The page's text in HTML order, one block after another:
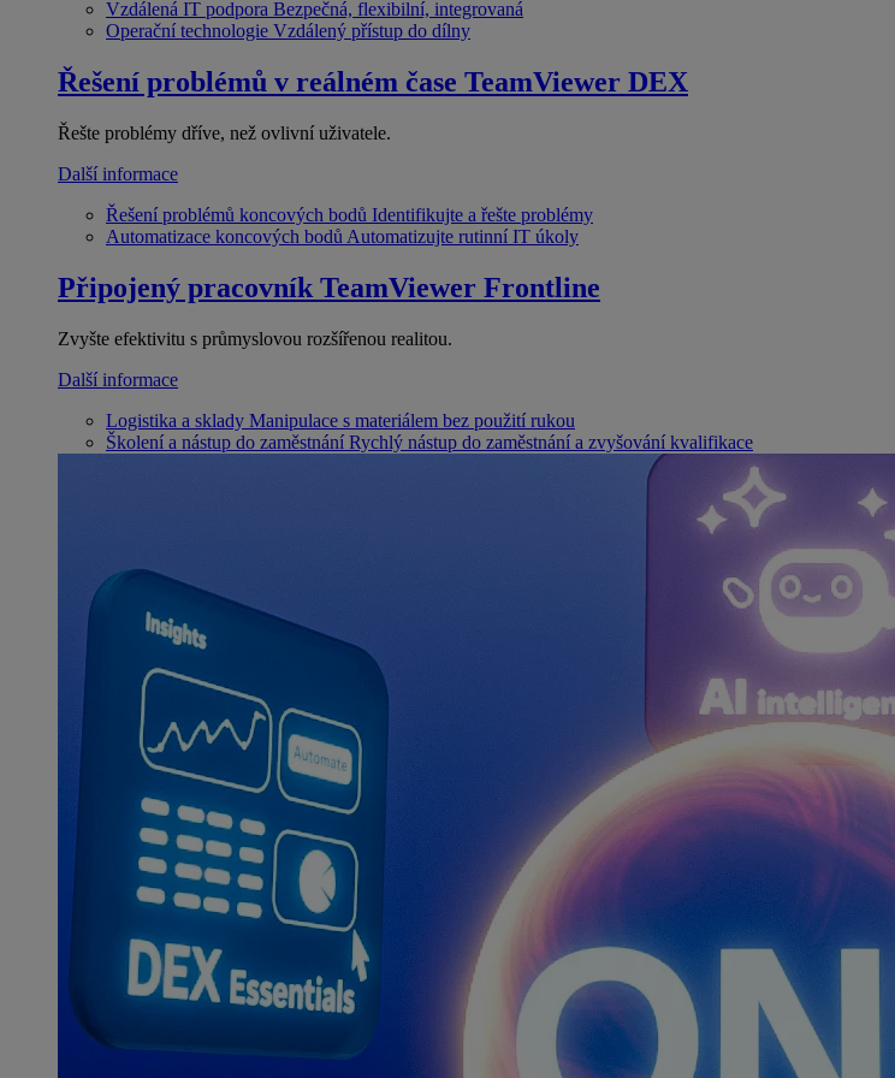
Vzdálená IT podpora Bezpečná, flexibilní, integrovaná
Operační technologie Vzdálený přístup do dílny
Řešení problémů v reálném čase TeamViewer DEX
Řešte problémy dříve, než ovlivní uživatele.
Další informace
Řešení problémů koncových bodů Identifikujte a řešte problémy
Automatizace koncových bodů Automatizujte rutinní IT úkoly
Připojený pracovník TeamViewer Frontline
Zvyšte efektivitu s průmyslovou rozšířenou realitou.
Další informace
Logistika a sklady Manipulace s materiálem bez použití rukou
Školení a nástup do zaměstnání Rychlý nástup do zaměstnání a zvyšování kvalifikace